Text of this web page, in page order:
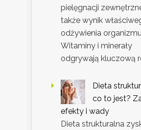
pielęgnacji
także wynik
odżywienia
Witaminy i minerały
odgrywają kluczową
Dieta
co to jest?
efekty i wady
Dieta strukturalna